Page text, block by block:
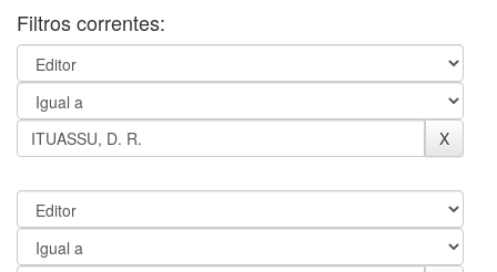
Filtros correntes: